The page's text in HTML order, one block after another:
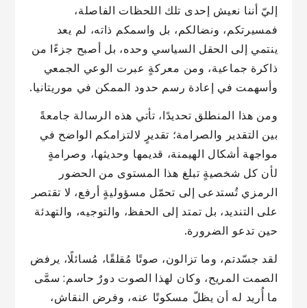
إليّ أننا نعيش إحدى تلك اللحظات الفاصلة،
فمسيرتكم، ونضالكم، بل واسمكم ذاته، لم يعد
ينتمي إلى الحقل السياسي وحده، بل أصبح جزءًا من
ذاكرة جماعية، ومن معركةٍ عبرت الوعي الجمعي
وأسهمت في إعادة رسم حدود الممكن في موريتانيا.
ومن هذا المنطلق تحديدًا، تأتي هذه الرسالة جامعةً
بين التقدير والصرامة؛ تقديرٍ لالتزامكم الواضح في
مواجهة أشكال الهيمنة، قديمها وحديثها، وصرامةٍ
لأن كل شخصيةٍ تبلغ هذا المستوى من الحضور
الرمزي تُستدعى إلى تحمّل مسؤوليةٍ أرفع، لا تقتصر
على التنديد، بل تمتد إلى الحفظ، والتوجيه، والتهدئة
حين تدعو الضرورة.
لقد جسّدتم، وما تزالون، صوتًا مُقلقًا، مُسائلًا، يرفض
الصمت المريح، وكان لهذا الصوت دورٌ حاسم: سمَّى
ما أُريد له أن يظلّ مسكوتًا عنه، وفرض النقاش،